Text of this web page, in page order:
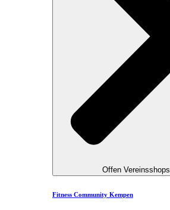
Offen Vereinsshops
Fitness Community Kempen